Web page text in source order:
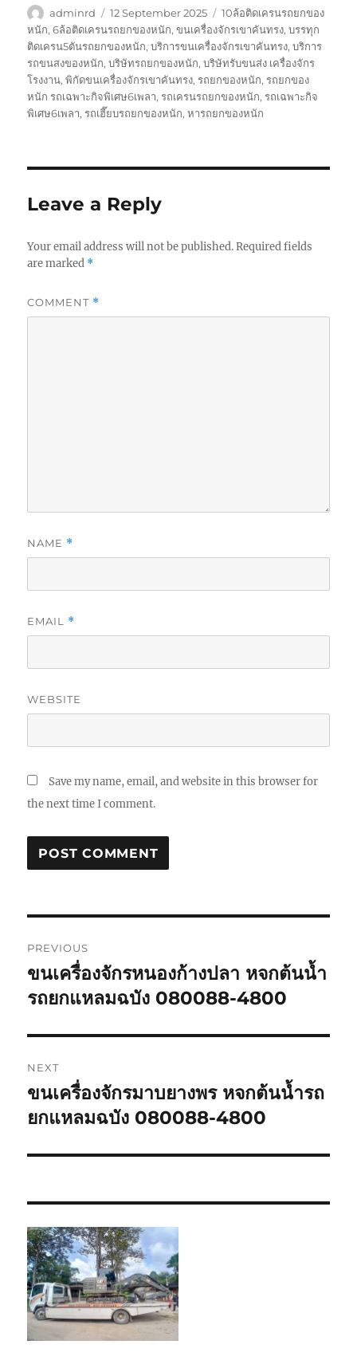
Author
adminrd
Posted
on
12 September 2025 Tags
10ล้อติดเครนรถยกของ
หนัก,6ล้อติดเครนรถยกของหนัก,ขนเครื่องจักรเขาคันทรง,บรรทุก
ติดเครน5ตันรถยกของหนัก,บริการขนเครื่องจักรเขาคันทรง,บริการ
รถขนสงของหนัก,บริษัทรถยกของหนัก,บริษัทรับขนส่ง เครื่องจักร
โรงงาน,พิกัดขนเครื่องจักรเขาคันทรง,รถยกของหนัก,รถยกของ
หนัก รถเฉพาะกิจพิเศษ6เพลา,รถเครนรถยกของหนัก,รถเฉพาะกิจ
พิเศษ6เพลา,รถเฮี๊ยบรถยกของหนัก,หารถยกของหนัก
Leave a Reply
Your email address will not be published. Required fields
are marked *
COMMENT *
NAME *
EMAIL *
WEBSITE
Save my name, email, and website in this browser for
the next time I comment.
navigation
PREVIOUS
Previous
post:
ขนเครื่องจักรหนองก้างปลา หจกต้นน้ำ
รถยกแหลมฉบัง 080088-4800
NEXT
Next
post:
ขนเครื่องจักรมาบยางพร หจกต้นน้ำรถ
ยกแหลมฉบัง 080088-4800